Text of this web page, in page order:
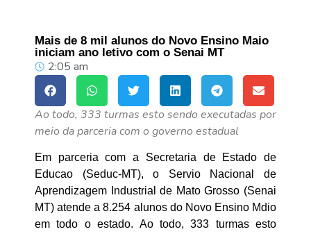
Mais de 8 mil alunos do Novo Ensino Maio
iniciam ano letivo com o Senai MT
2:05 am
Ao todo, 333 turmas esto sendo executadas por
meio da parceria com o governo estadual
Em parceria com a Secretaria de Estado de
Educao (Seduc-MT), o Servio Nacional de
Aprendizagem Industrial de Mato Grosso (Senai
MT) atende a 8.254 alunos do Novo Ensino Mdio
em todo o estado. Ao todo, 333 turmas esto